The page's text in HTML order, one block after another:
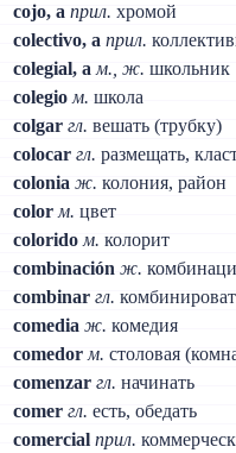
cojo, a прил. хромой
colectivo, a прил.
colegial, a м., ж. школьник
colegio м. школа
colgar гл. вешать (трубку)
colocar гл. размещать,
colonia ж. колония, район
color м. цвет
colorido м. колорит
combinación ж.
combinar гл.
comedia ж. комедия
comedor м. столовая
comenzar гл. начинать
comer гл. есть, обедать
comercial прил.